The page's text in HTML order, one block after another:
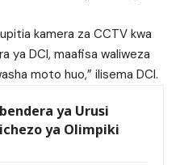
kamera za CCTV kwa
ya DCI, maafisa waliweza
moto huo,” ilisema DCI.
ya Urusi
ya Olimpiki